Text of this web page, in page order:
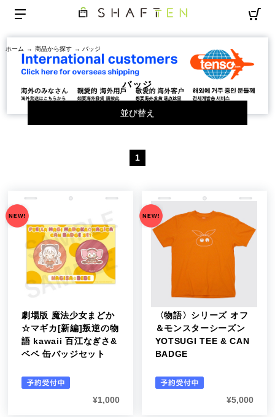
ホーム → 商品から探す → バッジ
バッジ
並び替え
1
劇場版 魔法少女まどか
☆マギカ[新編]叛逆の物
語 kawaii 百江なぎさ&
ベベ 缶バッジセット
¥1,000
〈物語〉シリーズ オフ
＆モンスターシーズン
YOTSUGI TEE & CAN
BADGE
¥5,000